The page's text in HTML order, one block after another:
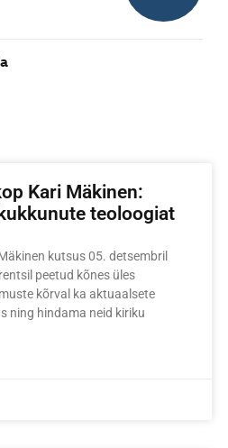
Kari Mäkinen:
teoloogiat
kutsus 05. detsembril
peetud kõnes üles
kõrval ka aktuaalsete
ning hindama neid kiriku